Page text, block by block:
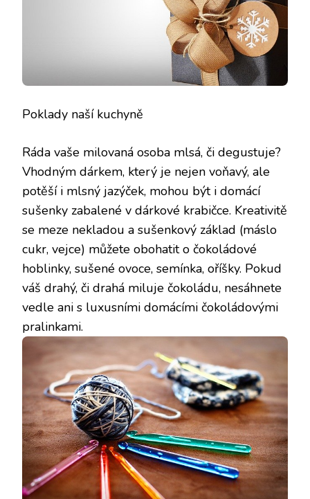
Poklady naší kuchyně
Ráda vaše milovaná osoba mlsá, či degustuje?
Vhodným dárkem, který je nejen voňavý, ale
potěší i mlsný jazýček, mohou být i domácí
sušenky zabalené v dárkové krabičce. Kreativitě
se meze nekladou a sušenkový základ (máslo
cukr, vejce) můžete obohatit o čokoládové
hoblinky, sušené ovoce, semínka, oříšky. Pokud
váš drahý, či drahá miluje čokoládu, nesáhnete
vedle ani s luxusními domácími čokoládovými
pralinkami.